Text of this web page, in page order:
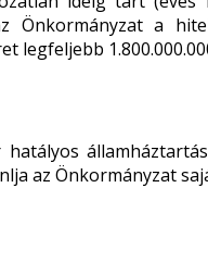
a
legfeljebb
az Önkormányzat